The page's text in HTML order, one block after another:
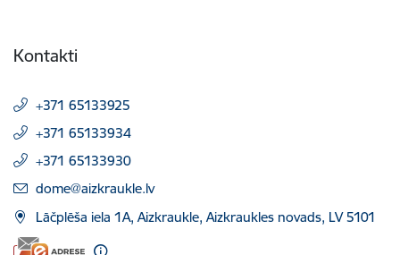
Kontakti
+371 65133925
+371 65133934
+371 65133930
E-pasts:
dome@aizkraukle.lv
Lāčplēša iela 1A, Aizkraukle, Aizkraukles novads, LV 5101